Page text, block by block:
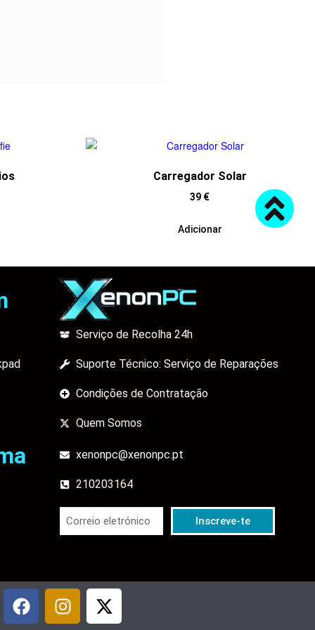
Carregador Solar
39 €
Adicionar
Serviço de Recolha 24h
Suporte Técnico: Serviço de Reparações
Condições de Contratação
Quem Somos
xenonpc@xenonpc.pt
210203164
Inscreve-te